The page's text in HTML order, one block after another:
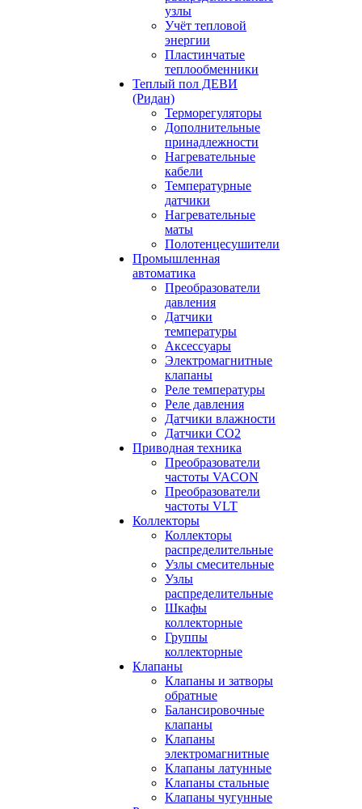
узлы
Учёт тепловой
энергии
Пластинчатые
теплообменники
Теплый пол ДЕВИ
(Ридан)
Терморегуляторы
Дополнительные
принадлежности
Нагревательные
кабели
Температурные
датчики
Нагревательные
маты
Полотенцесушители
Промышленная
автоматика
Преобразователи
давления
Датчики
температуры
Аксессуары
Электромагнитные
клапаны
Реле температуры
Реле давления
Датчики влажности
Датчики CO2
Приводная техника
Преобразователи
частоты VACON
Преобразователи
частоты VLT
Коллекторы
Коллекторы
распределительные
Узлы смесительные
Узлы
распределительные
Шкафы
коллекторные
Группы
коллекторные
Клапаны
Клапаны и затворы
обратные
Балансировочные
клапаны
Клапаны
электромагнитные
Клапаны латунные
Клапаны стальные
Клапаны чугунные